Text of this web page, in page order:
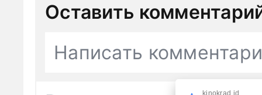
Оставить
Написать
kinokrad.id